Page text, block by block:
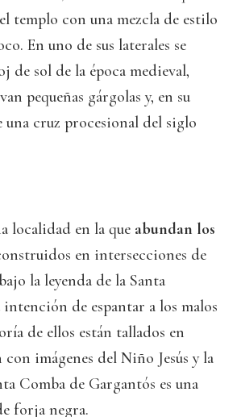
templo con una mezcla de estilo
En uno de sus laterales se
de sol de la época medieval,
pequeñas gárgolas y, en su
cruz procesional del siglo
localidad en la que abundan los
en intersecciones de
la leyenda de la Santa
de espantar a los malos
de ellos están tallados en
imágenes del Niño Jesús y la
Comba de Gargantós es una
forja negra.